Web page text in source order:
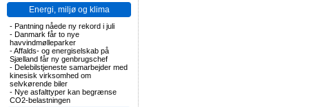
Energi, miljø og klima
- Pantning nåede ny rekord i juli
- Danmark får to nye
havvindmølleparker
-Affalds- og energiselskab på
Sjælland får ny genbrugschef
- Delebilstjeneste samarbejder med
kinesisk virksomhed om
selvkørende biler
- Nye asfalttyper kan begrænse
CO2-belastningen